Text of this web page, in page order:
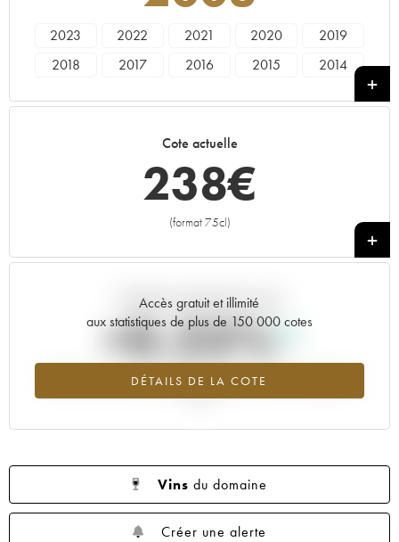
2023 2022 2021 2020
2019
2018
2017 2016 2015
2014
2001
Cote actuelle
238€
(format 75cl)
+
Accès gratuit et illimité
aux statistiques de plus de 150 000 cotes
DÉTAILS DE LA COTE
Tendance actuelle de la cote
+0.23%
Tendance à la hausse du millésime 2008 en 2026 par rapport à
Vins du domaine
Créer une alerte